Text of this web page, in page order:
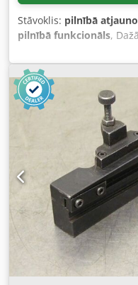
Stāvoklis: pilnībā
pilnībā funkcionāls,
maiņas iekārtas -
Atpakaļmazgāšanas
vēlēšanās arī ar
Dsdsh Itl Sopfx Af Aock
apstrādājamo materiālu
piedāvāt jums atbilstošu